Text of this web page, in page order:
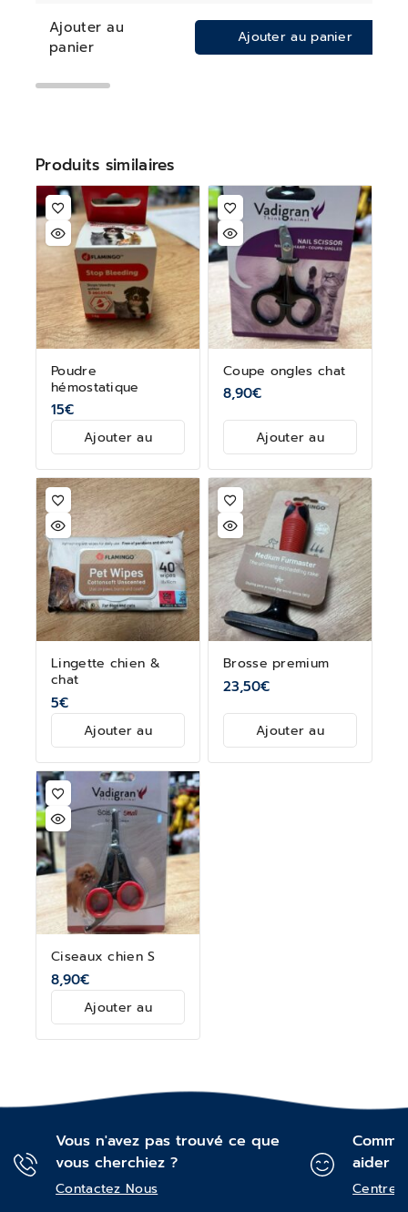
Ajouter au
panier
Ajouter au panier
Produits similaires
Poudre
hémostatique
15€
Ajouter au
Coupe ongles chat
8,90€
Ajouter au
Lingette chien &
chat
5€
Ajouter au
Brosse premium
23,50€
Ajouter au
Ciseaux chien S
8,90€
Ajouter au
Vous n'avez pas trouvé ce que
vous cherchiez ?
Contactez Nous
aider ?
Centre